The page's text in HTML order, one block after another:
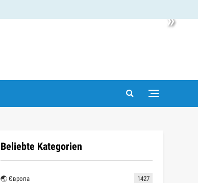
»
Beliebte Kategorien
🌏 Європа 1427